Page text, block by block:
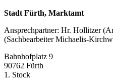
Stadt Fürth, Marktamt
Ansprechpartner: Hr. Hollitzer
(Sachbearbeiter Michaelis-
Bahnhofplatz 9
90762 Fürth
1. Stock